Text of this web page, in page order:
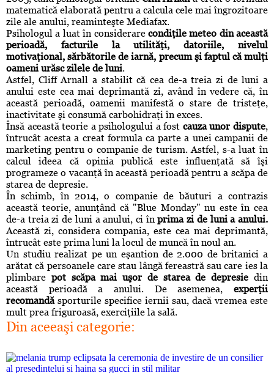
matematică elaborată pentru a calcula cele mai îngrozitoare
zile ale anului, reaminteşte Mediafax.
Psihologul a luat în considerare condiţile meteo din această
perioadă, facturile la utilităţi, datoriile, nivelul
motivaţional, sărbătorile de iarnă, precum şi faptul că mulţi
oameni urăsc zilele de luni.
Astfel, Cliff Arnall a stabilit că cea de-a treia zi de luni a
anului este cea mai deprimantă zi, având în vedere că, în
această perioadă, oamenii manifestă o stare de tristeţe,
inactivitate şi consumă carbohidraţi în exces.
Însă această teorie a psihologului a fost cauza unor dispute,
întrucât acesta a creat formula ca parte a unei campanii de
marketing pentru o companie de turism. Astfel, s-a luat în
calcul ideea că opinia publică este influenţată să îşi
programeze o vacanţă în această perioadă pentru a scăpa de
starea de depresie.
În schimb, în 2014, o companie de băuturi a contrazis
această teorie, anunţând că "Blue Monday" nu este în cea
de-a treia zi de luni a anului, ci înprima zi de luni a anului.
Această zi, considera compania, este cea mai deprimantă,
întrucât este prima luni la locul de muncă în noul an.
Un studiu realizat pe un eşantion de 2.000 de britanici a
arătat că persoanele care stau lângă fereastră sau care ies la
plimbare pot scăpa mai uşor de starea de depresie din
această perioadă a anului. De asemenea, experţii
recomandăsporturile specifice iernii sau, dacă vremea este
mult prea friguroasă, exerciţiile la sală.
Din aceeaşi categorie: